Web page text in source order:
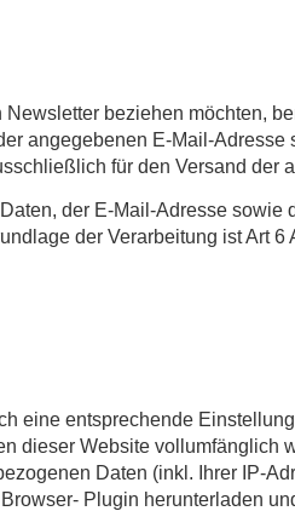
beziehen möchten,
angegebenen E-Mail-
für den Versand der
der E-Mail-Adresse
der Verarbeitung ist Art
eine entsprechende
dieser Website
Daten (inkl. Ihrer IP-
Plugin herunterladen